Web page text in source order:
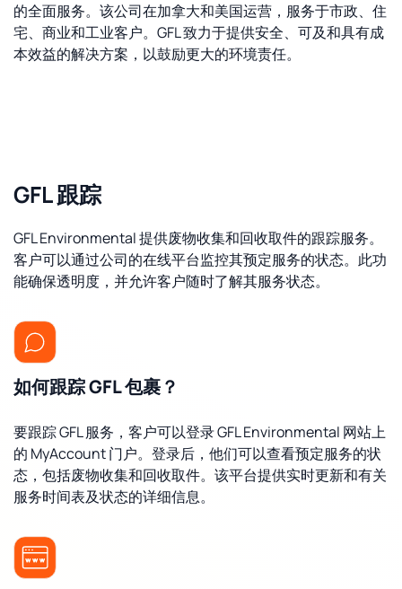
的全面服务。该公司在加拿大和美国运营，服务于市政、住
宅、商业和工业客户。GFL 致力于提供安全、可及和具有成
本效益的解决方案，以鼓励更大的环境责任。
GFL 跟踪
GFL Environmental 提供废物收集和回收取件的跟踪服务。
客户可以通过公司的在线平台监控其预定服务的状态。此功
能确保透明度，并允许客户随时了解其服务状态。
如何跟踪 GFL 包裹？
要跟踪 GFL 服务，客户可以登录 GFL Environmental 网站上
的 MyAccount 门户。登录后，他们可以查看预定服务的状
态，包括废物收集和回收取件。该平台提供实时更新和有关
服务时间表及状态的详细信息。